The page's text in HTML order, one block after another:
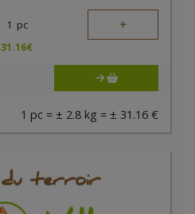
1 pc +
31.16€
1 pc = ± 2.8 kg = ± 31.16 €